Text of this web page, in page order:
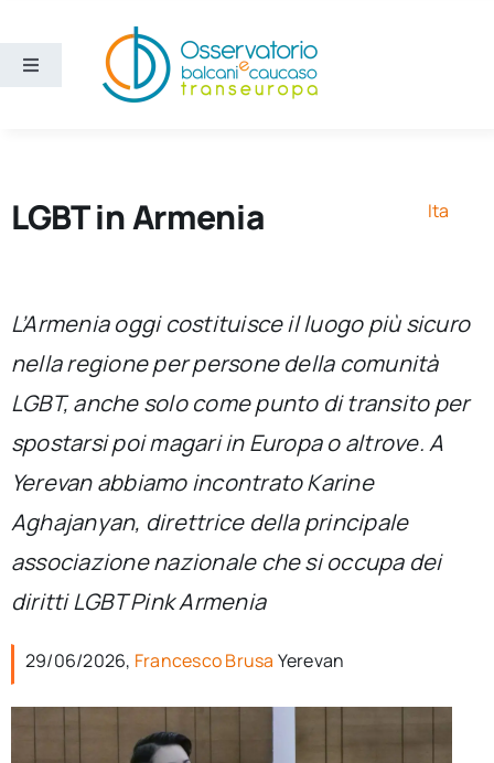
contenuto
Toggle
Sezioni
Chi siamo
Cerca
per:
Newsletter
LGBT in Armenia Ita
L’Armenia oggi costituisce il luogo più sicuro
nella regione per persone della comunità
LGBT, anche solo come punto di transito per
spostarsi poi magari in Europa o altrove. A
Yerevan abbiamo incontrato Karine
Aghajanyan, direttrice della principale
associazione nazionale che si occupa dei
diritti LGBT Pink Armenia
29/06/2026, Francesco Brusa Yerevan